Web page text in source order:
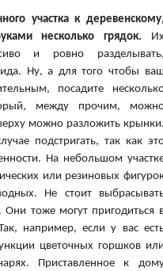
участка к
несколько грядок.
и ровно
Ну, а для того чтобы
посадите
между прочим,
можно разложить
подстригать, так как
На небольшом
или резиновых
Не стоит
тоже могут пригодиться
например, если у вас
цветочных горшков
Приставленное к